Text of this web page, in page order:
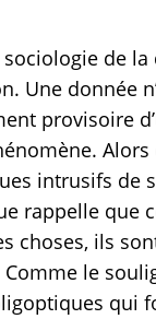
de
Une donnée
provisoire
intrusifs de
rappelle
choses, ils
Comme le
qui